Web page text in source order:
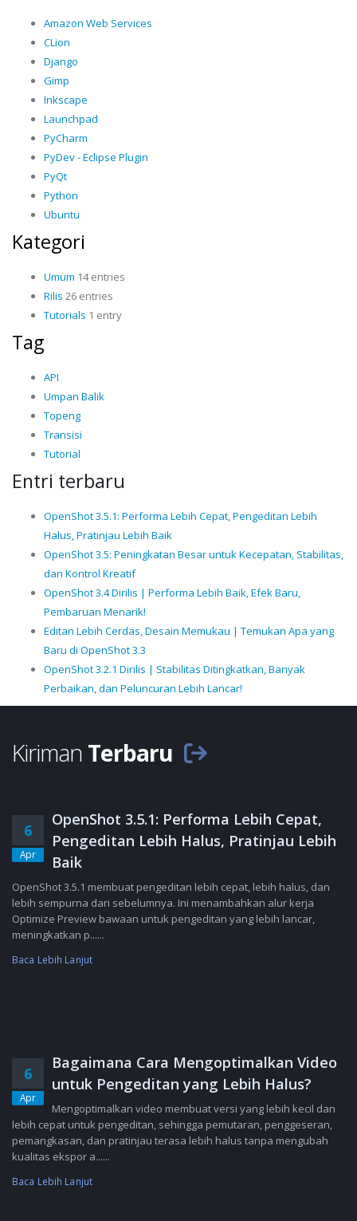
Amazon Web Services
CLion
Django
Gimp
Inkscape
Launchpad
PyCharm
PyDev - Eclipse Plugin
PyQt
Python
Ubuntu
Kategori
Umum 14 entries
Rilis 26 entries
Tutorials 1 entry
Tag
API
Umpan Balik
Topeng
Transisi
Tutorial
Entri terbaru
OpenShot 3.5.1: Performa Lebih Cepat, Pengeditan Lebih
Halus, Pratinjau Lebih Baik
OpenShot 3.5: Peningkatan Besar untuk Kecepatan, Stabilitas,
dan Kontrol Kreatif
OpenShot 3.4 Dirilis | Performa Lebih Baik, Efek Baru,
Pembaruan Menarik!
Editan Lebih Cerdas, Desain Memukau | Temukan Apa yang
Baru di OpenShot 3.3
OpenShot 3.2.1 Dirilis | Stabilitas Ditingkatkan, Banyak
Perbaikan, dan Peluncuran Lebih Lancar!
Kiriman Terbaru
6
Apr
OpenShot 3.5.1: Performa Lebih Cepat,
Pengeditan Lebih Halus, Pratinjau Lebih
Baik
OpenShot 3.5.1 membuat pengeditan lebih cepat, lebih halus, dan
lebih sempurna dari sebelumnya. Ini menambahkan alur kerja
Optimize Preview bawaan untuk pengeditan yang lebih lancar,
meningkatkan p......
Baca Lebih Lanjut
6
Apr
Bagaimana Cara Mengoptimalkan Video
untuk Pengeditan yang Lebih Halus?
Mengoptimalkan video membuat versi yang lebih kecil dan
lebih cepat untuk pengeditan, sehingga pemutaran, penggeseran,
pemangkasan, dan pratinjau terasa lebih halus tanpa mengubah
kualitas ekspor a......
Baca Lebih Lanjut